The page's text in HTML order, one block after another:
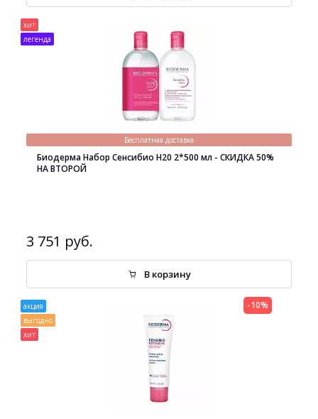
хит
легенда
Бесплатная доставка
Биодерма Набор Сенсибио H20 2*500 мл - СКИДКА 50%
НА ВТОРОЙ
3 751 руб.
В корзину
акция
выгодно
хит
-10%